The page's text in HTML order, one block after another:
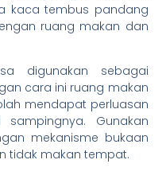
kaca tembus pandang
ruang makan dan
digunakan sebagai
cara ini ruang makan
mendapat perluasan
Gunakan
mekanisme bukaan
tidak makan tempat.